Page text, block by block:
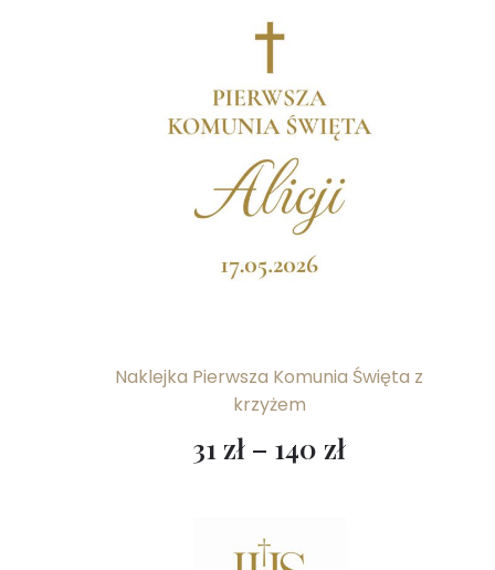
Naklejka Pierwsza Komunia Święta z
krzyżem
31 zł – 140 zł